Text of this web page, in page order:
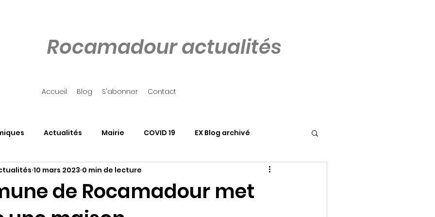
Rocamadour actualités
Accueil Blog S'abonner Contact
Actualités Mairie COVID 19 EX Blog archivé
Côté Rocher Associations
de Rocamadour met
10 mars 2023 0 min de lecture